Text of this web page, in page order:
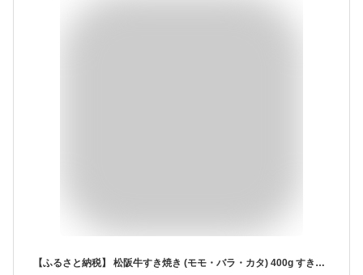
【ふるさと納税】 松阪牛すき焼き (モモ・バラ・カタ) 400g すき焼き 国産牛 松阪牛 松坂牛 日本三大 高級和牛 黒毛和牛 ブランド牛 霜降り 冷凍 送料無料 牛 牛肉 肉 にく 大人気 贅沢 おすすめ 贈り物 リピート 瀬古食品 霜ふり本舗 三重県 多気町 ss‐81